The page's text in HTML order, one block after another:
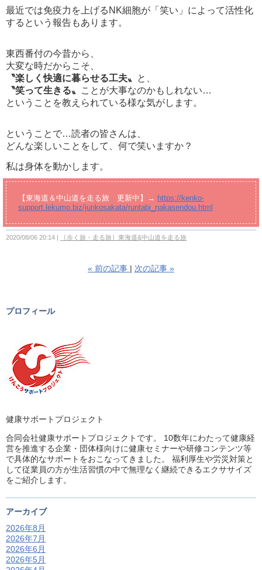
最近では免疫力を上げるNK細胞が「笑い」によって活性化
するという報告もあります。
東西番付の今昔から、
大変な時だからこそ、
〝楽しく快適に暮らせる工夫〟
と、
〝笑って生きる〟
ことが大事なのかもしれない…
ということを教えられている様な気がします。
ということで…読者の皆さんは、
どんな楽しいことをして、何で笑いますか？
私は身体を動かします。
【東海道＆中山道を走る旅 更新中】→
https://kenko-
support.lekumo.biz/junkosakata/runtabi_nakasendou.html
2020/08/06 20:14 ［歩く旅・走る旅］東海道&中山道を走る旅
« 前の記事 次の記事 »
プロフィール
健康サポートプロジェクト
合同会社健康サポートプロジェクトです。 10数年にわたって健康経
営を推進する企業・団体様向けに健康セミナーや研修コンテンツ等
で具体的なサポートをおこなってきました。 福利厚生や労災対策と
して従業員の方が生活習慣の中で無理なく継続できるエクササイズ
をご紹介します。
アーカイブ
2026年8月
2026年7月
2026年6月
2026年5月